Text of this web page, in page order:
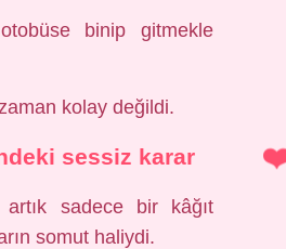
binip gitmekle
kolay değildi.
sessiz karar
sadece bir kâğıt
somut haliydi.